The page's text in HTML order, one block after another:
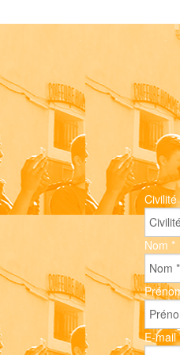
Civilité
Nom *
E-mail